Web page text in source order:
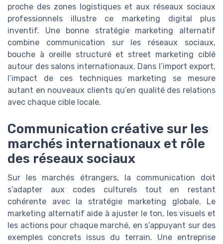
proche des zones logistiques et aux réseaux sociaux
professionnels illustre ce marketing digital plus
inventif. Une bonne stratégie marketing alternatif
combine communication sur les réseaux sociaux,
bouche à oreille structuré et street marketing ciblé
autour des salons internationaux. Dans l’import export,
l’impact de ces techniques marketing se mesure
autant en nouveaux clients qu’en qualité des relations
avec chaque cible locale.
Communication créative sur les
marchés internationaux et rôle
des réseaux sociaux
Sur les marchés étrangers, la communication doit
s’adapter aux codes culturels tout en restant
cohérente avec la stratégie marketing globale. Le
marketing alternatif aide à ajuster le ton, les visuels et
les actions pour chaque marché, en s’appuyant sur des
exemples concrets issus du terrain. Une entreprise